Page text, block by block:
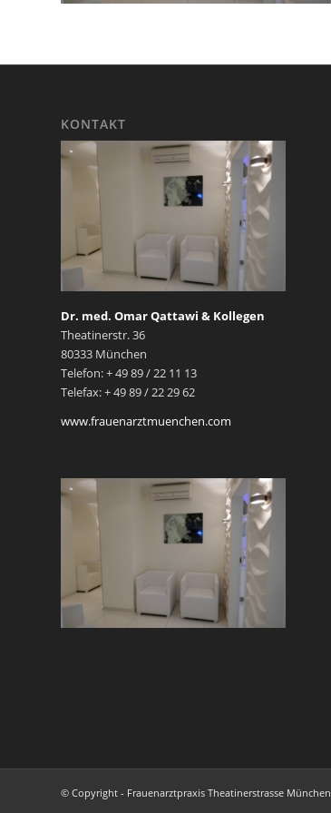
KONTAKT
Dr. med. Omar Qattawi & Kollegen
Theatinerstr. 36
80333 München
Telefon: + 49 89 / 22 11 13
Telefax: + 49 89 / 22 29 62
www.frauenarztmuenchen.com
© Copyright - Frauenarztpraxis Theatinerstrasse München